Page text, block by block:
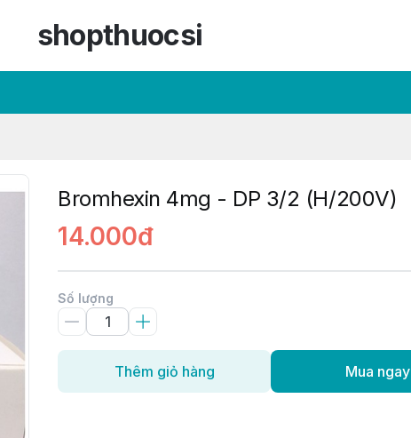
shopthuocsi
Bromhexin 4mg - DP 3/2 (H/200V)
14.000đ
Số lượng
Thêm giỏ hàng Mua ngay